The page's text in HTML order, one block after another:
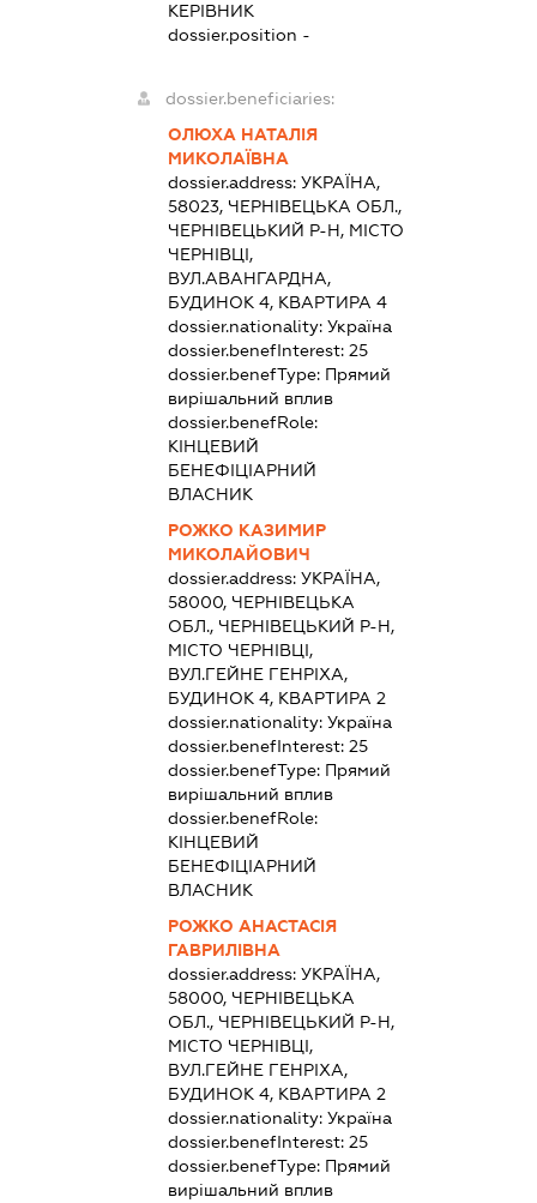
КЕРІВНИК
dossier.position -
dossier.beneficiaries:
ОЛЮХА НАТАЛІЯ
МИКОЛАЇВНА
dossier.address: УКРАЇНА,
58023, ЧЕРНІВЕЦЬКА ОБЛ.,
ЧЕРНІВЕЦЬКИЙ Р-Н, МІСТО
ЧЕРНІВЦІ,
ВУЛ.АВАНГАРДНА,
БУДИНОК 4, КВАРТИРА 4
dossier.nationality: Україна
dossier.benefInterest: 25
dossier.benefType: Прямий
вирішальний вплив
dossier.benefRole:
КІНЦЕВИЙ
БЕНЕФІЦІАРНИЙ
ВЛАСНИК
РОЖКО КАЗИМИР
МИКОЛАЙОВИЧ
dossier.address: УКРАЇНА,
58000, ЧЕРНІВЕЦЬКА
ОБЛ., ЧЕРНІВЕЦЬКИЙ Р-Н,
МІСТО ЧЕРНІВЦІ,
ВУЛ.ГЕЙНЕ ГЕНРІХА,
БУДИНОК 4, КВАРТИРА 2
dossier.nationality: Україна
dossier.benefInterest: 25
dossier.benefType: Прямий
вирішальний вплив
dossier.benefRole:
КІНЦЕВИЙ
БЕНЕФІЦІАРНИЙ
ВЛАСНИК
РОЖКО АНАСТАСІЯ
ГАВРИЛІВНА
dossier.address: УКРАЇНА,
58000, ЧЕРНІВЕЦЬКА
ОБЛ., ЧЕРНІВЕЦЬКИЙ Р-Н,
МІСТО ЧЕРНІВЦІ,
ВУЛ.ГЕЙНЕ ГЕНРІХА,
БУДИНОК 4, КВАРТИРА 2
dossier.nationality: Україна
dossier.benefInterest: 25
dossier.benefType: Прямий
вирішальний вплив